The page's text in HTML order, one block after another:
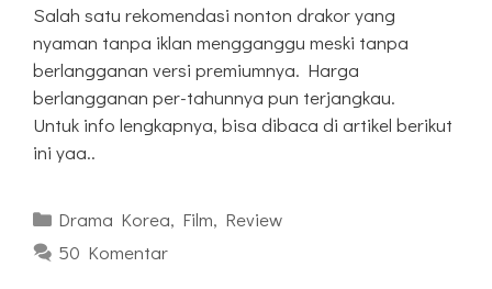
Salah satu rekomendasi nonton drakor yang
nyaman tanpa iklan mengganggu meski tanpa
berlangganan versi premiumnya. Harga
berlangganan per-tahunnya pun terjangkau.
Untuk info lengkapnya, bisa dibaca di artikel berikut
ini yaa..
Kategori
Drama Korea, Film, Review
50 Komentar